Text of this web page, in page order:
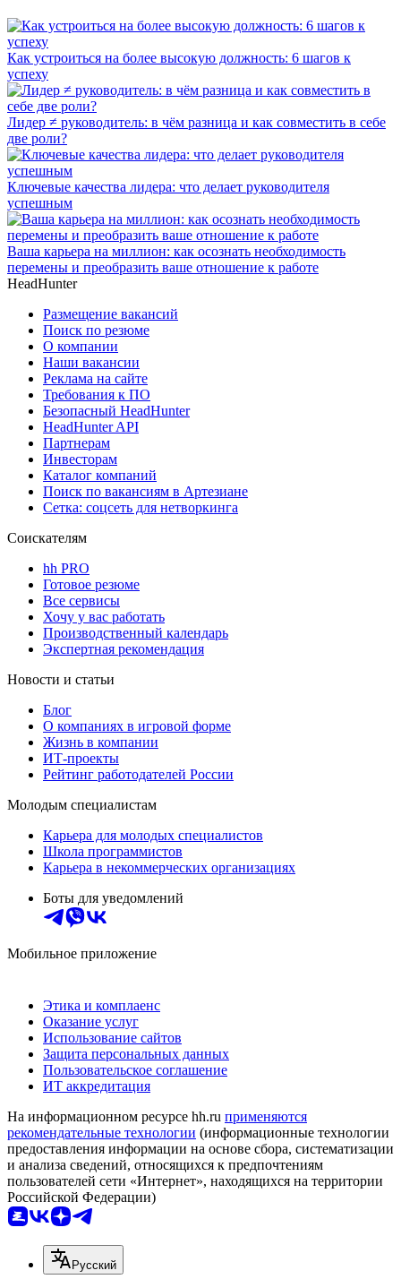
Как устроиться на более высокую должность: 6 шагов к
успеху
Лидер ≠ руководитель: в чём разница и как совместить в себе
две роли?
Ключевые качества лидера: что делает руководителя
успешным
Ваша карьера на миллион: как осознать необходимость
перемены и преобразить ваше отношение к работе
HeadHunter
Размещение вакансий
Поиск по резюме
О компании
Наши вакансии
Реклама на сайте
Требования к ПО
Безопасный HeadHunter
HeadHunter API
Партнерам
Инвесторам
Каталог компаний
Поиск по вакансиям в Артезиане
Сетка: соцсеть для нетворкинга
Соискателям
hh PRO
Готовое резюме
Все сервисы
Хочу у вас работать
Производственный календарь
Экспертная рекомендация
Новости и статьи
Блог
О компаниях в игровой форме
Жизнь в компании
ИТ-проекты
Рейтинг работодателей России
Молодым специалистам
Карьера для молодых специалистов
Школа программистов
Карьера в некоммерческих организациях
Боты для уведомлений
Мобильное приложение
Этика и комплаенс
Оказание услуг
Использование сайтов
Защита персональных данных
Пользовательское соглашение
ИТ аккредитация
На информационном ресурсе hh.ru применяются
рекомендательные технологии (информационные технологии
предоставления информации на основе сбора, систематизации
и анализа сведений, относящихся к предпочтениям
пользователей сети «Интернет», находящихся на территории
Российской Федерации)
Русский